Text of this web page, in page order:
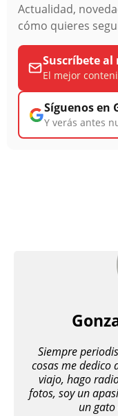
Actualidad,
cómo quieres
Suscríbete
El mejor
Síguenos en
Y verás antes
Siempre
cosas me dedico
viajo, hago
fotos, soy un
un